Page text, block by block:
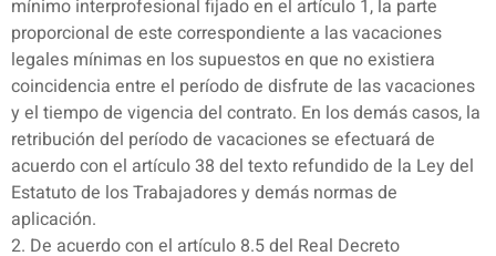
mínimo interprofesional fijado en el artículo 1, la parte
proporcional de este correspondiente a las vacaciones
legales mínimas en los supuestos en que no existiera
coincidencia entre el período de disfrute de las vacaciones
y el tiempo de vigencia del contrato. En los demás casos, la
retribución del período de vacaciones se efectuará de
acuerdo con el artículo 38 del texto refundido de la Ley del
Estatuto de los Trabajadores y demás normas de
aplicación.
2. De acuerdo con el artículo 8.5 del Real Decreto